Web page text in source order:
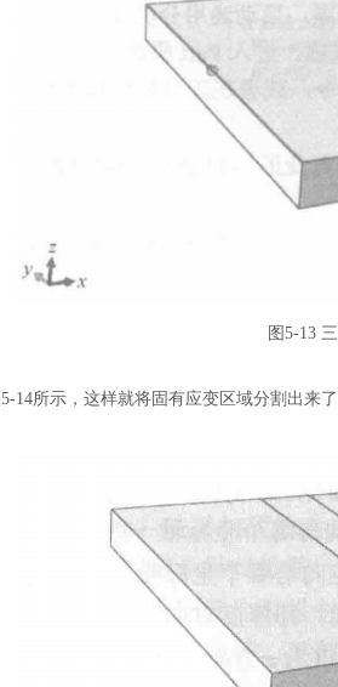
图 5-13
5-14所示，这样就将固有应变区域分割出来